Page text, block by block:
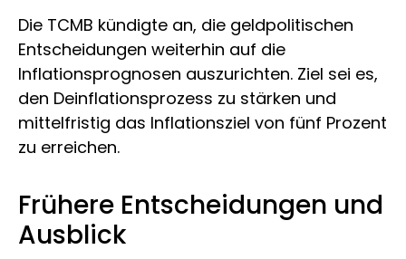
Die TCMB kündigte an, die geldpolitischen
Entscheidungen weiterhin auf die
Inflationsprognosen auszurichten. Ziel sei es,
den Deinflationsprozess zu stärken und
mittelfristig das Inflationsziel von fünf Prozent
zu erreichen.
Frühere Entscheidungen und
Ausblick